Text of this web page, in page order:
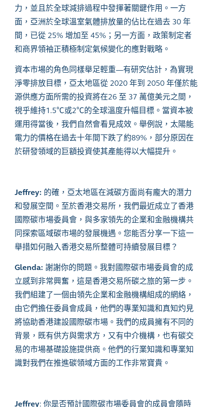
力，並且於全球減排過程中發揮著關鍵作用。一方
面，亞洲於全球溫室氣體排放量的佔比在過去 30 年
間，已從 25% 增加至 45% ；另一方面，政策制定者
和商界領袖正積極制定氣候變化的應對戰略。
資本市場的角色同樣舉足輕重—有研究估計，為實現
淨零排放目標，亞太地區從 2020 年到 2050 年僅於能
源供應方面所需的投資將在26 至 37 萬億美元之間，
視乎維持1.5℃或2℃的全球溫度升幅目標。當資本被
運用得當後，我們自然會看見成效。舉例說，太陽能
電力的價格在過去十年間下跌了約89% ，部分原因在
於研發領域的巨額投資使其產能得以大幅提升。
Jeffrey: 的確，亞太地區在減碳方面尚有龐大的潛力
和發展空間。至於香港交易所，我們最近成立了香港
國際碳市場委員會，與多家領先的企業和金融機構共
同探索區域碳市場的發展機遇。您能否分享一下這一
舉措如何融入香港交易所整體可持續發展目標？
Glenda: 謝謝你的問題。我對國際碳市場委員會的成
立感到非常興奮，這是香港交易所碳之旅的第一步。
我們組建了一個由領先企業和金融機構組成的網絡，
由它們擔任委員會成員，他們的專業知識和真知灼見
將協助香港建設國際碳市場。我們的成員擁有不同的
背景，既有供方與需求方，又有中介機構，也有碳交
易的市場基礎設施提供商。他們的行業知識和專業知
識對我們在推進碳領域方面的工作非常寶貴。
Jeffrey: 你是否預計國際碳市場委員會的成員會隨時